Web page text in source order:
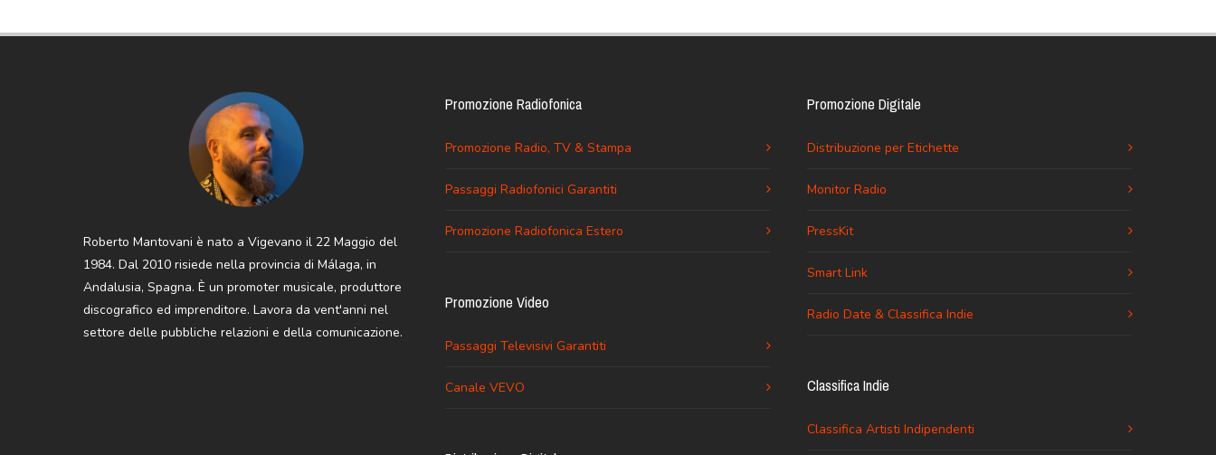
Roberto Mantovani è nato a Vigevano il 22 Maggio del
1984. Dal 2010 risiede nella provincia di Málaga, in
Andalusia, Spagna. È un promoter musicale, produttore
discografico ed imprenditore. Lavora da vent'anni nel
settore delle pubbliche relazioni e della comunicazione.
Promozione Radiofonica
Promozione Radio, TV & Stampa
Passaggi Radiofonici Garantiti
Promozione Radiofonica Estero
Promozione Video
Passaggi Televisivi Garantiti
Canale VEVO
Promozione Digitale
Distribuzione per Etichette
Monitor Radio
PressKit
Smart Link
Radio Date & Classifica Indie
Classifica Indie
Classifica Artisti Indipendenti